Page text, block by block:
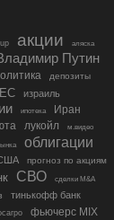
акции аляска
Путин
депозиты
ЕС израиль
ипотека Иран
лукойл м.видео
облигации
прогноз по акциям
СВО сделки M&A
тинькофф банк
фьючерс MIX